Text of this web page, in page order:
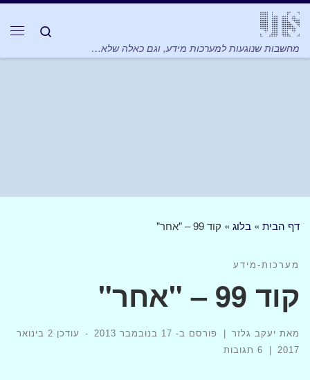
מחשבות שנוגעות למערכות מידע, וגם כאלה שלא…
Search
דף הבית » בלוג » קוד 99 – "אחר"
מערכות-מידע
קוד 99 – "אחר"
מאת יעקב גלזר | פורסם ב- 17 בנובמבר 2013 - עודכן
2 בינואר
2017
| 6 תגובות